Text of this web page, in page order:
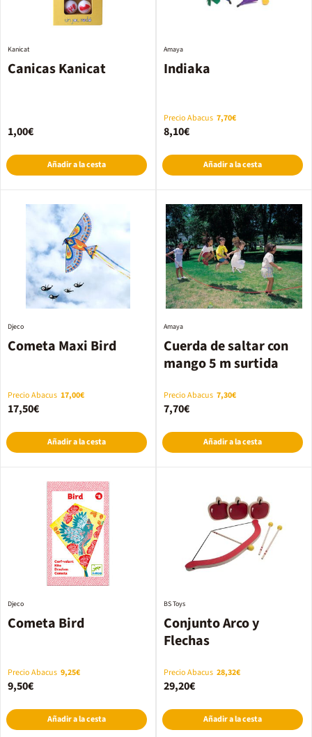
Canicas Kanicat
Kanicat
1,00€
Añadir a la cesta
Indiaka
Amaya
Precio Abacus 7,70€
8,10€
Añadir a la cesta
Cometa Maxi Bird
Djeco
Precio Abacus 17,00€
17,50€
Añadir a la cesta
Cuerda de saltar con
mango 5 m surtida
Amaya
Precio Abacus 7,30€
7,70€
Añadir a la cesta
Cometa Bird
Djeco
Precio Abacus 9,25€
9,50€
Añadir a la cesta
Conjunto Arco y
Flechas
BS Toys
Precio Abacus 28,32€
29,20€
Añadir a la cesta